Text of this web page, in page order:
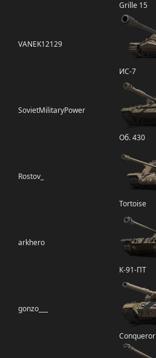
Grille 15
VANEK12129
ИС-7
SovietMilitaryPower
Об. 430
Rostov_
Tortoise
arkhero
К-91-ПТ
gonzo___
Conqueror